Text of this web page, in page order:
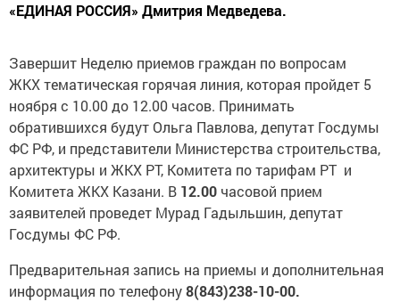
«ЕДИНАЯ РОССИЯ» Дмитрия Медведева.
Завершит Неделю приемов граждан по вопросам
ЖКХ тематическая горячая линия, которая пройдет 5
ноября с 10.00 до 12.00 часов. Принимать
обратившихся будут Ольга Павлова, депутат Госдумы
ФС РФ, и представители Министерства строительства,
архитектуры и ЖКХ РТ, Комитета по тарифам РТ и
Комитета ЖКХ Казани. В 12.00 часовой прием
заявителей проведет Мурад Гадыльшин, депутат
Госдумы ФС РФ.
Предварительная запись на приемы и дополнительная
информация по телефону8(843)238-10-00.